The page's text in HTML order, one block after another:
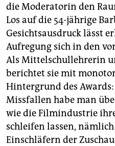
die Moderatorin den
Los auf die 54-jährige
Gesichtsausdruck lässt
Aufregung sich in den
Als Mittelschullehrerin
berichtet sie mit
Hintergrund des
Missfallen habe man
wie die Filmindustrie
schleifen lassen,
Einschläfern der